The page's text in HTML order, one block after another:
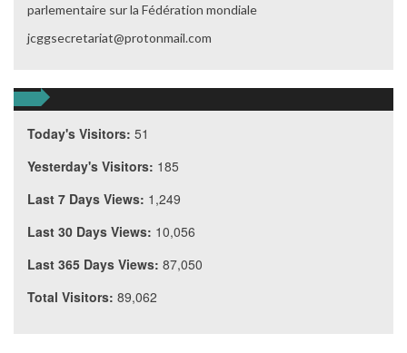
parlementaire sur la Fédération mondiale
jcggsecretariat@protonmail.com
Today's Visitors: 51
Yesterday's Visitors: 185
Last 7 Days Views: 1,249
Last 30 Days Views: 10,056
Last 365 Days Views: 87,050
Total Visitors: 89,062